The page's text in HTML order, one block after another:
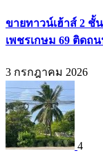
ขายทาวน์เฮ้าส์ 2 ชั้
เพชรเกษม 69 ติดถน
3 กรกฎาคม 2026
4